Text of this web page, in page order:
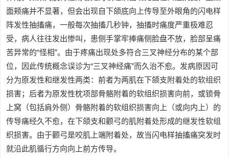
面颊痛并不显著，但会出现自下颌底向上传导至外眼角的闪电样
阵发性抽搐痛，一般每次抽搐几秒钟，抽搐时痛度严重极难忍
受，病人往往发出惨叫，患侧手掌牢捧痛侧脸盘不放，脸部呈痛
苦异常的“怪相”。由于疼痛出现处多符合三叉神经分布的某个部
位，因此传统概念误诊为“三叉神经痛”而久治不愈。发病原因可
分为原发性和继发性两类：前者为两肌在下颌支附着处的软组织
损害；后者为原发性枕项部骨骼附着的软组织损害向前，或锁骨
上窝（包括肩外侧）骨骼附着的软组织损害向上（或向内上）的
传导痛经久不愈，在下颌支和颧弓的肌附着处形成的继发性软组
织损害。由于颧弓是咬肌上端附着处，故当闪电样抽搐痛突发时
就沿此肌循行方向向上前方传导。